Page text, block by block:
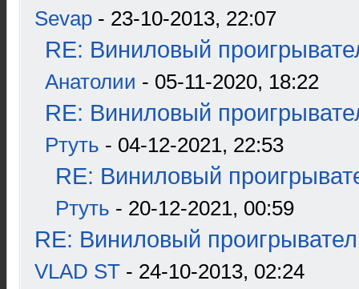
Sevap - 23-10-2013, 22:07
RE: Виниловый
Анатолии - 05-11-2020, 18:22
RE: Виниловый
Ртуть - 04-12-2021, 22:53
RE: Виниловый
Ртуть - 20-12-2021, 00:59
RE: Виниловый
VLAD ST - 24-10-2013, 02:24